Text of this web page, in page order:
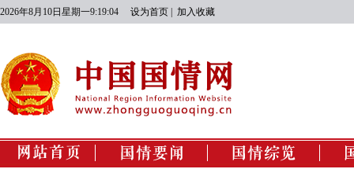
2026年8月10日星期一9:19:04 设为首页 加入收藏